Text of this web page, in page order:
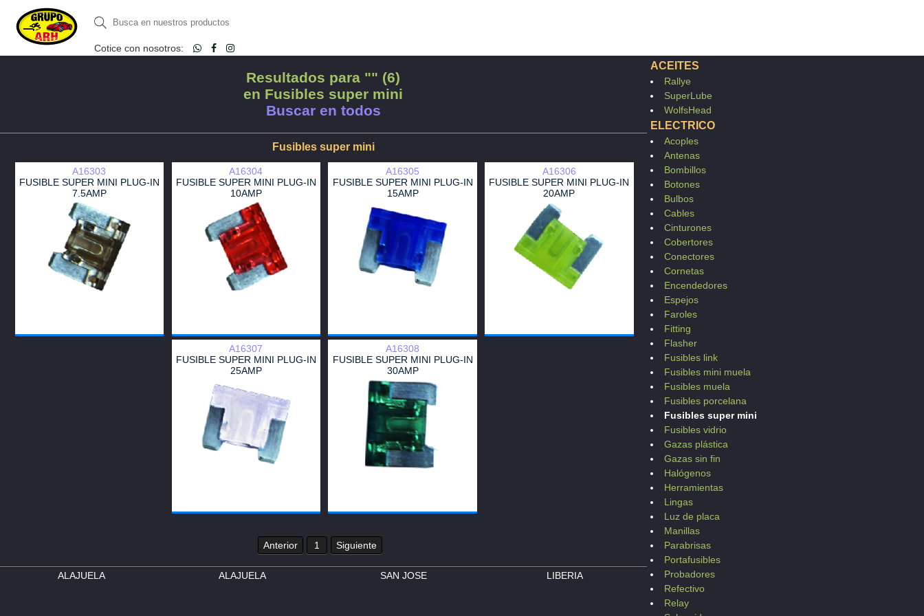
Cotice con nosotros:
ACEITES
Rallye
SuperLube
WolfsHead
ELECTRICO
Acoples
Antenas
Bombillos
Botones
Bulbos
Cables
Cinturones
Cobertores
Conectores
Cornetas
Encendedores
Espejos
Faroles
Fitting
Flasher
Fusibles link
Fusibles mini muela
Fusibles muela
Fusibles porcelana
Fusibles super mini
Fusibles vidrio
Gazas plástica
Gazas sin fin
Halógenos
Herramientas
Lingas
Luz de placa
Manillas
Parabrisas
Portafusibles
Probadores
Refectivo
Relay
Resultados para "" (6)
en Fusibles super mini
Buscar en todos
Fusibles super mini
A16303
FUSIBLE SUPER MINI PLUG-IN
7.5AMP
A16304
FUSIBLE SUPER MINI PLUG-IN
10AMP
A16305
FUSIBLE SUPER MINI PLUG-IN
15AMP
A16306
FUSIBLE SUPER MINI PLUG-IN
20AMP
A16307
FUSIBLE SUPER MINI PLUG-IN
25AMP
A16308
FUSIBLE SUPER MINI PLUG-IN
30AMP
Anterior 1 Siguiente
ALAJUELA ALAJUELA SAN JOSE LIBERIA